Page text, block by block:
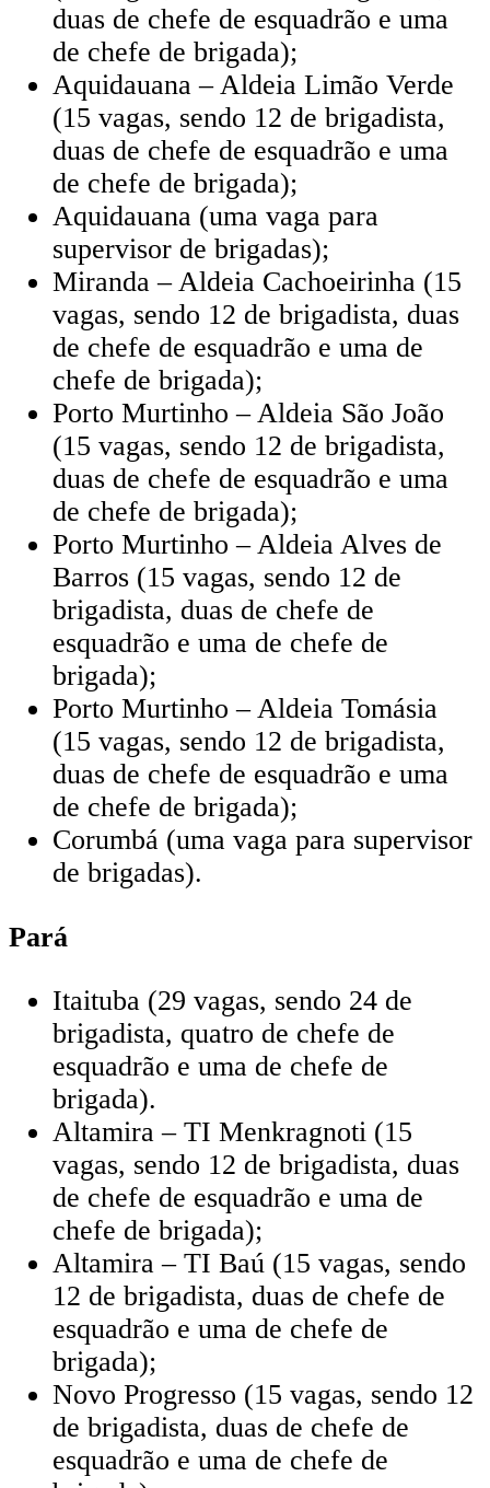
duas de chefe de esquadrão e uma
de chefe de brigada);
Aquidauana – Aldeia Limão Verde
(15 vagas, sendo 12 de brigadista,
duas de chefe de esquadrão e uma
de chefe de brigada);
Aquidauana (uma vaga para
supervisor de brigadas);
Miranda – Aldeia Cachoeirinha (15
vagas, sendo 12 de brigadista, duas
de chefe de esquadrão e uma de
chefe de brigada);
Porto Murtinho – Aldeia São João
(15 vagas, sendo 12 de brigadista,
duas de chefe de esquadrão e uma
de chefe de brigada);
Porto Murtinho – Aldeia Alves de
Barros (15 vagas, sendo 12 de
brigadista, duas de chefe de
esquadrão e uma de chefe de
brigada);
Porto Murtinho – Aldeia Tomásia
(15 vagas, sendo 12 de brigadista,
duas de chefe de esquadrão e uma
de chefe de brigada);
Corumbá (uma vaga para supervisor
de brigadas).
Pará
Itaituba (29 vagas, sendo 24 de
brigadista, quatro de chefe de
esquadrão e uma de chefe de
brigada).
Altamira – TI Menkragnoti (15
vagas, sendo 12 de brigadista, duas
de chefe de esquadrão e uma de
chefe de brigada);
Altamira – TI Baú (15 vagas, sendo
12 de brigadista, duas de chefe de
esquadrão e uma de chefe de
brigada);
Novo Progresso (15 vagas, sendo 12
de brigadista, duas de chefe de
esquadrão e uma de chefe de